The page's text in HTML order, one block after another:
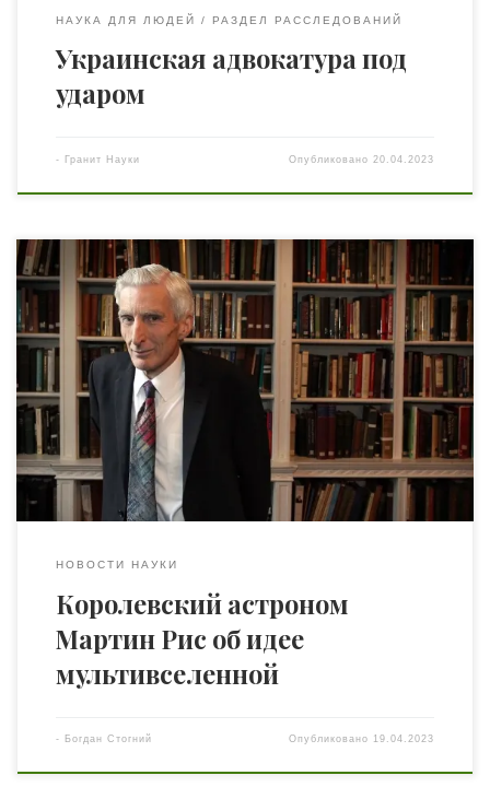
НАУКА ДЛЯ ЛЮДЕЙ РАЗДЕЛ РАССЛЕДОВАНИЙ
Украинская адвокатура под
ударом
- Гранит Науки Опубликовано 20.04.2023
Мартин Джон Рис (барон Рис из Лудлоу) — британский
космолог и астрофизик. Заслуженный профессор
Кембриджского университета и сотрудник Тринити-
колледжа (возглавлял его в 2004—2012 годах), член
Лондонского королевского общества и его президент
(2005—2010 гг.). Является королевским астрономом (с
1998). Перу барона Риса принадлежит более 500
исследовательских работ. Он внес свой вклад […]
НОВОСТИ НАУКИ
Королевский астроном
Мартин Рис об идее
мультивселенной
- Богдан Стогний Опубликовано 19.04.2023